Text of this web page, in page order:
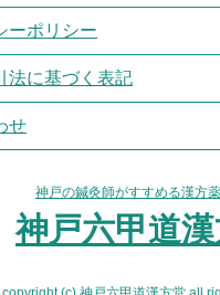
ーポリシー
法に基づく表記
せ
神戸の鍼灸師がすすめる漢方
神戸六甲道